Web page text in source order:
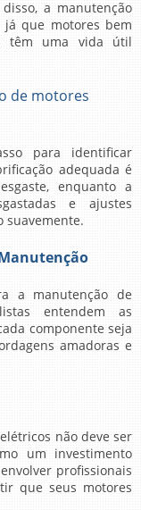
a manutenção
já que motores bem
têm uma vida útil
de motores
para identificar
adequada é
enquanto a
e ajustes
suavemente.
a manutenção de
entendem as
componente seja
amadoras e
não deve ser
um investimento
profissionais
que seus motores